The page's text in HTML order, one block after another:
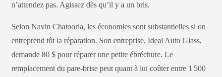
n’attendez pas. Agissez dès qu’il y a un bris.
Selon Navin Chatooria, les économies sont substantielles si on
entreprend tôt la réparation. Son entreprise, Ideal Auto Glass,
demande 80 $ pour réparer une petite ébréchure. Le
remplacement du pare-brise peut quant à lui coûter entre 1 500